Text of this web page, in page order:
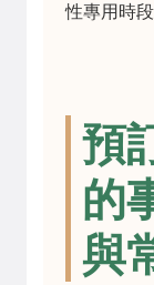
性專用時
預
的
與